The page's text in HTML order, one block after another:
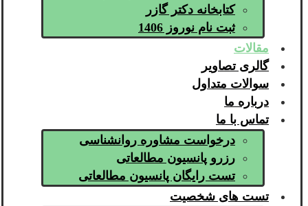
کتابخانه دکتر گازر
ثبت نام نوروز 1406
مقالات
گالری تصاویر
سوالات متداول
درباره ما
تماس با ما
درخواست مشاوره روانشناسی
رزرو پانسیون مطالعاتی
تست رایگان پانسیون مطالعاتی
تست های شخصیت